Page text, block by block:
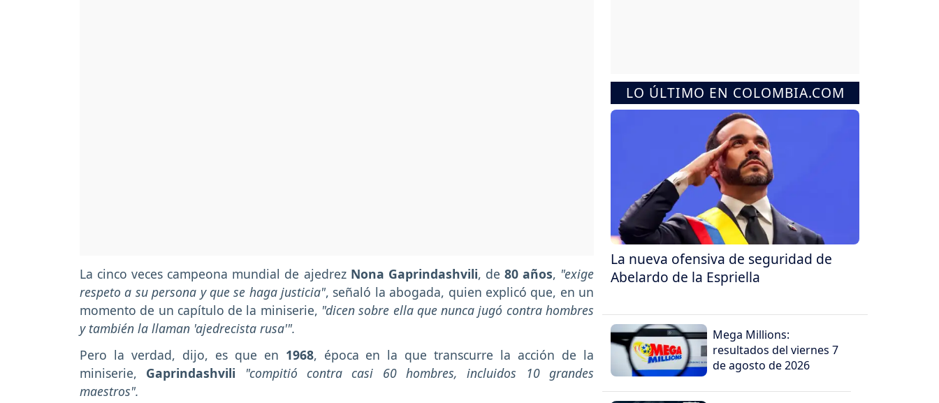
La cinco veces campeona mundial de ajedrezNona Gaprindashvili, de 80 años, "exige
respeto a su persona y que se haga justicia", señaló la abogada, quien explicó que, en un
momento de un capítulo de la miniserie, "dicen sobre ella que nunca jugó contra hombres
y también la llaman 'ajedrecista rusa'".
Pero la verdad, dijo, es que en 1968, época en la que transcurre la acción de la
miniserie, Gaprindashvili
"compitió contra casi 60 hombres, incluidos 10 grandes
maestros".
LO ÚLTIMO EN COLOMBIA.COM
La nueva ofensiva de seguridad de
Abelardo de la Espriella
Mega Millions:
resultados del viernes 7
de agosto de 2026